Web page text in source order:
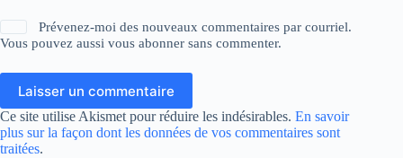
Prévenez-moi des nouveaux commentaires par courriel.
Vous pouvez aussi vous abonner sans commenter.
Laisser un commentaire
Ce site utilise Akismet pour réduire les indésirables. En savoir
plus sur la façon dont les données de vos commentaires sont
traitées.